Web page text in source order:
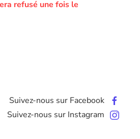
refusé une fois le
Suivez-nous sur Facebook
Suivez-nous sur Instagram